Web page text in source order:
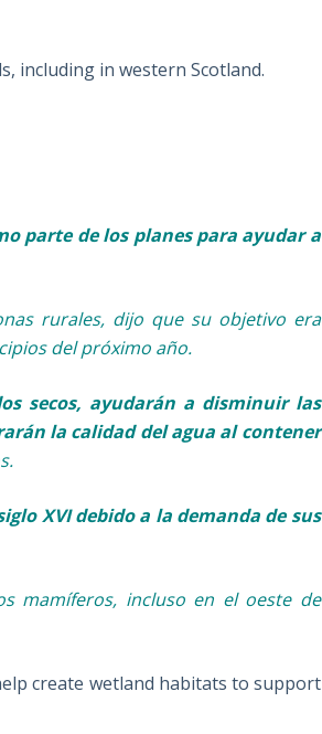
including in western Scotland.
parte de los planes para ayudar a
rurales, dijo que su objetivo era
del próximo año.
secos, ayudarán a disminuir las
la calidad del agua al contener
XVI debido a la demanda de sus
mamíferos, incluso en el oeste de
create wetland habitats to support